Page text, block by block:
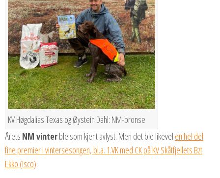
KV Høgdalias Texas og Øystein Dahl: NM-bronse
Årets NM vinterble som kjent avlyst. Men det ble likevel en hel del
fine premier i vintersesongen, bl.a. 1.VK med CK på KV Skåtfjellets Bzt
Ekko (Isco).